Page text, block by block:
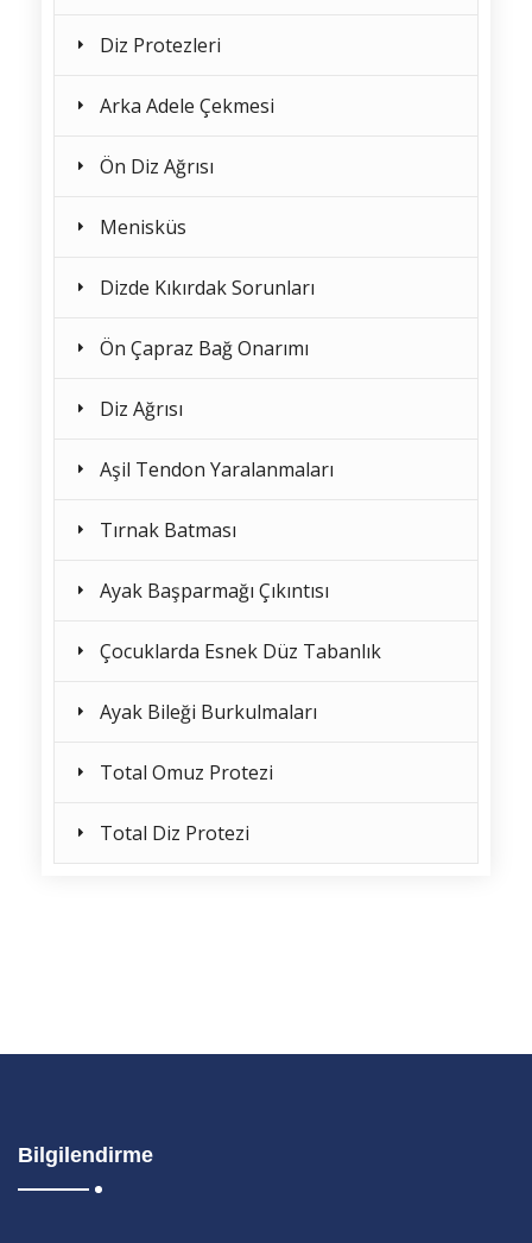
Diz Protezleri
Arka Adele Çekmesi
Ön Diz Ağrısı
Menisküs
Dizde Kıkırdak Sorunları
Ön Çapraz Bağ Onarımı
Diz Ağrısı
Aşil Tendon Yaralanmaları
Tırnak Batması
Ayak Başparmağı Çıkıntısı
Çocuklarda Esnek Düz Tabanlık
Ayak Bileği Burkulmaları
Total Omuz Protezi
Total Diz Protezi
Bilgilendirme